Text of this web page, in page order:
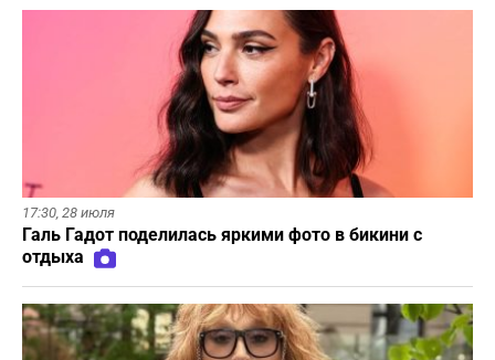
17:30, 28 июля
Галь Гадот поделилась яркими фото в бикини с
отдыха